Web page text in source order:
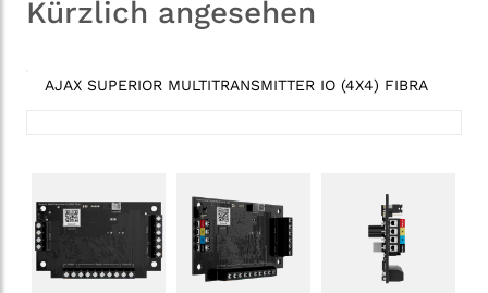
Kürzlich angesehen
AJAX SUPERIOR MULTITRANSMITTER IO (4X4) FIBRA